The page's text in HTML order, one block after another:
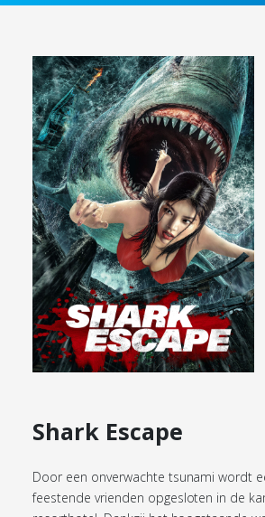
Shark Escape
Door een onverwachte tsunami wordt
feestende vrienden opgesloten in de